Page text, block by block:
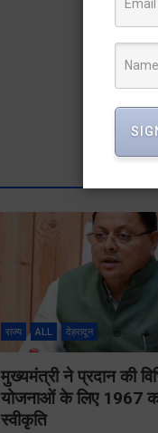
राज्य ALL देहरादून
मुख्यमंत्री ने प्रदान की
योजनाओं के लिए 1967
स्वीकृति